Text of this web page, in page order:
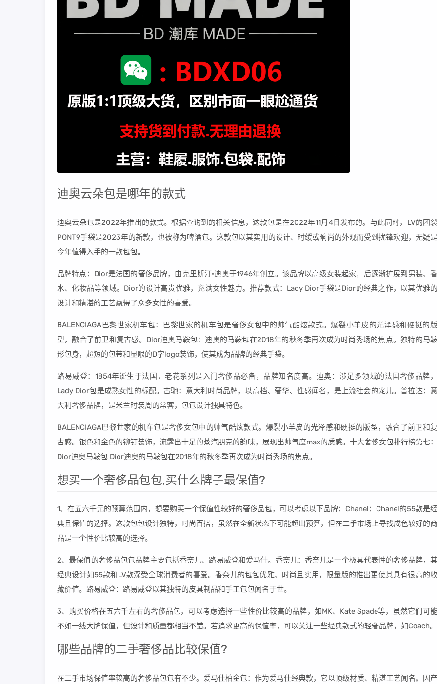
迪奥云朵包是哪年的款式
迪奥云朵包是2022年推出的款式。根据查询到的相关信息，这款包是在2022年11月4日发布的。与此同时，LV的团裂
PONT9手袋是2023年的新款，也被称为啤酒包。这款包以其实用的设计、时缓或晌尚的外观而受到扰锋欢迎，无疑是
今年值得入手的一款包包。
品牌特点：Dior是法国的奢侈品牌，由克里斯汀·迪奥于1946年创立。该品牌以高级女装起家，后逐渐扩展到男装、香
水、化妆品等领域。Dior的设计高贵优雅，充满女性魅力。推荐款式：Lady Dior手袋是Dior的经典之作，以其优雅的
设计和精湛的工艺赢得了众多女性的喜爱。
BALENCIAGA巴黎世家机车包：巴黎世家的机车包是奢侈女包中的帅气酷炫款式。爆裂小羊皮的光泽感和硬挺的版
型，融合了前卫和复古感。Dior迪奥马鞍包：迪奥的马鞍包在2018年的秋冬季再次成为时尚秀场的焦点。独特的马鞍
形包身，超短的包带和显眼的D字logo装饰，使其成为品牌的经典手袋。
路易威登：1854年诞生于法国，老花系列是入门奢侈品必备，品牌知名度高。迪奥：涉足多领域的法国奢侈品牌，
Lady Dior包是成熟女性的标配。古驰：意大利时尚品牌，以高档、奢华、性感闻名，是上流社会的宠儿。普拉达：意
大利奢侈品牌，是米兰时装周的常客，包包设计独具特色。
BALENCIAGA巴黎世家的机车包是奢侈女包中的帅气酷炫款式。爆裂小羊皮的光泽感和硬挺的版型，融合了前卫和复
古感。银色和金色的铆钉装饰，流露出十足的蒸汽朋克的韵味，展现出帅气度max的质感。十大奢侈女包排行榜第七：
Dior迪奥马鞍包 Dior迪奥的马鞍包在2018年的秋冬季再次成为时尚秀场的焦点。
想买一个奢侈品包包,买什么牌子最保值?
1、在五六千元的预算范围内，想要购买一个保值性较好的奢侈品包，可以考虑以下品牌：Chanel：Chanel的55款是经
典且保值的选择。这款包包设计独特，时尚百搭，虽然在全新状态下可能超出预算，但在二手市场上寻找成色较好的商
品是一个性价比较高的选择。
2、最保值的奢侈品包包品牌主要包括香奈儿、路易威登和爱马仕。香奈儿：香奈儿是一个极具代表性的奢侈品牌，其
经典设计如55款和LV款深受全球消费者的喜爱。香奈儿的包包优雅、时尚且实用，限量版的推出更使其具有很高的收
藏价值。路易威登：路易威登以其独特的皮具制品和手工包包闻名于世。
3、购买价格在五六千左右的奢侈品包，可以考虑选择一些性价比较高的品牌，如MK、Kate Spade等，虽然它们可能
不如一线大牌保值，但设计和质量都相当不错。若追求更高的保值率，可以关注一些经典款式的轻奢品牌，如Coach。
哪些品牌的二手奢侈品比较保值?
在二手市场保值率较高的奢侈品包包有不少。爱马仕柏金包：作为爱马仕经典款，它以顶级材质、精湛工艺闻名。因产